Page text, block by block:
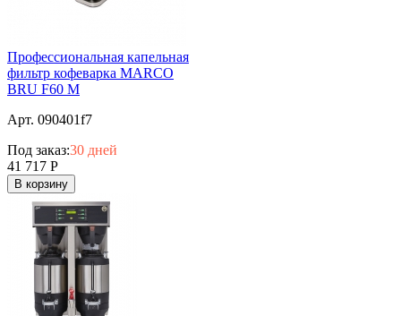
Профессиональная капельная
фильтр кофеварка MARCO
BRU F60 M
Арт. 090401f7
Под заказ:30 дней
41 717 Р
В корзину